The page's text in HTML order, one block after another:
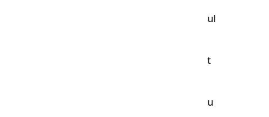
ul
t
u